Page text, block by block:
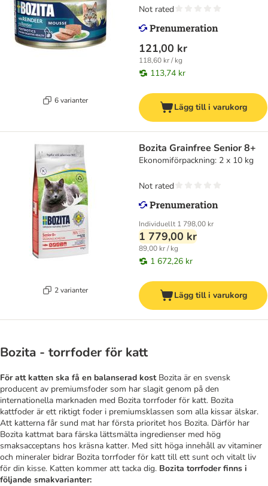
6 varianter
121,00 kr
118,60 kr / kg
113,74 kr
Not rated
Lägg till i varukorg
2 varianter
Bozita Grainfree Senior 8+
Ekonomiförpackning: 2 x 10 kg
Individuellt 1 798,00 kr
1 779,00 kr
89,00 kr / kg
1 672,26 kr
Not rated
Lägg till i varukorg
Bozita - torrfoder för katt
För att katten ska få en balanserad kostBozita är en svensk
producent av premiumsfoder som har slagit genom på den
internationella marknaden med Bozita torrfoder för katt. Bozita
kattfoder är ett riktigt foder i premiumsklassen som alla kissar älskar.
Att katterna får sund mat har första prioritet hos Bozita. Därför har
Bozita kattmat bara färska lättsmälta ingredienser med hög
smaksacceptans hos kräsna katter. Med sitt höga innehåll av vitaminer
och mineraler bidrar Bozita torrfoder för katt till ett sunt och vitalt liv
för din kisse. Katten kommer att tacka dig. Bozita torrfoder finns i
följande smakvarianter: